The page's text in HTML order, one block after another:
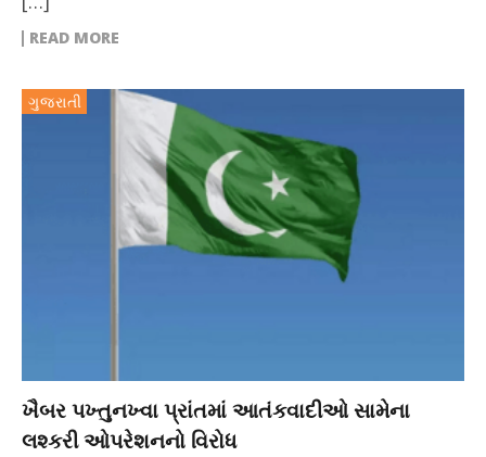
READ MORE
ગુજરાતી
ખૈબર પખ્તુનખ્વા પ્રાંતમાં આતંકવાદીઓ સામેના
લશ્કરી ઓપરેશનનો વિરોધ